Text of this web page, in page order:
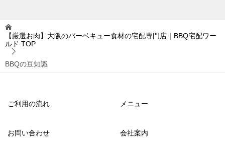
【厳選お肉】大阪のバーベキュー食材の宅配専門店｜BBQ宅配ワー
ルド TOP
BBQの豆知識
ご利用の流れ メニュー
お問い合わせ 会社案内